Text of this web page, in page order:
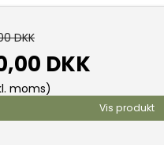
DKK
DKK
moms)
Vis produkt